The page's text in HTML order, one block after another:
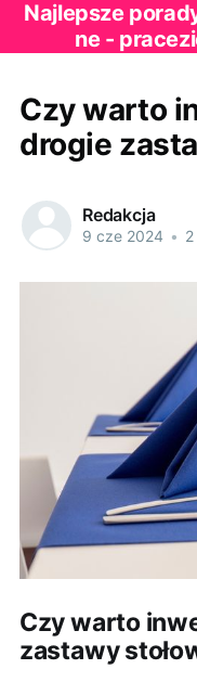
Najlepsze
ne -
Czy warto
drogie
Redakcja
9 cze 2024 •
Czy warto
zastawy